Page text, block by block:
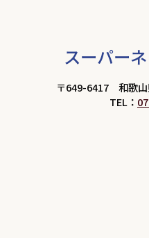
スーパー
〒649-6417 和歌山
TEL：